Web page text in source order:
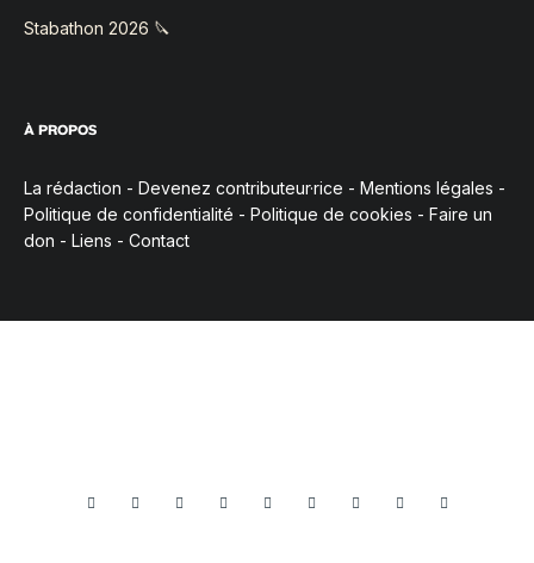
Stabathon 2026 🔪
À PROPOS
La rédaction - Devenez contributeur·rice - Mentions légales -
Politique de confidentialité - Politique de cookies - Faire un
don - Liens - Contact